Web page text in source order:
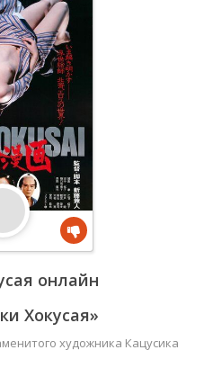
онлайн
Хокусая»
художника Кацусика